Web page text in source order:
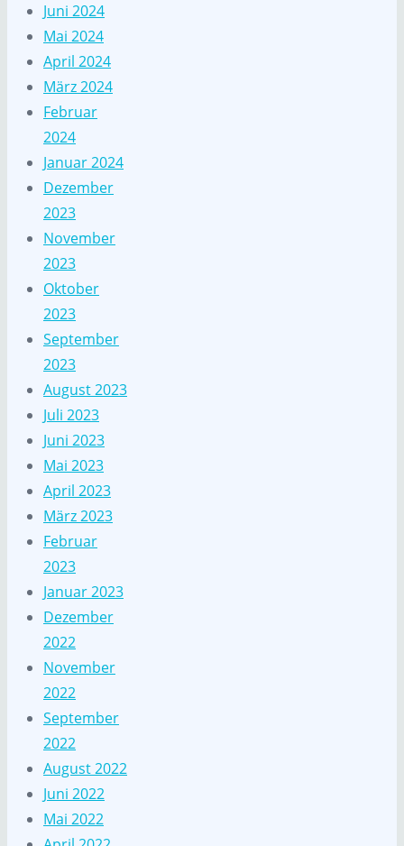
Juni 2024
Mai 2024
April 2024
März 2024
Februar
2024
Januar 2024
Dezember
2023
November
2023
Oktober
2023
September
2023
August 2023
Juli 2023
Juni 2023
Mai 2023
April 2023
März 2023
Februar
2023
Januar 2023
Dezember
2022
November
2022
September
2022
August 2022
Juni 2022
Mai 2022